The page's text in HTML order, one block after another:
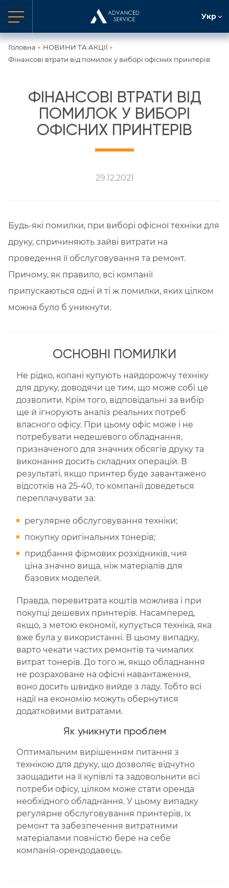
Укр
Головна
НОВИНИ ТА АКЦІЇ
Фінансові втрати від помилок у виборі офісних принтерів
ФІНАНСОВІ ВТРАТИ ВІД
ПОМИЛОК У ВИБОРІ
ОФІСНИХ ПРИНТЕРІВ
29.12.2021
Будь-які помилки, при виборі офісної техніки для
друку, спричиняють зайві витрати на
проведення її обслуговування та ремонт.
Причому, як правило, всі компанії
припускаються одні й ті ж помилки, яких цілком
можна було б уникнути.
ОСНОВНІ ПОМИЛКИ
Не рідко, копані купують найдорожчу техніку
для друку, доводячи це тим, що може собі це
дозволити. Крім того, відповідальні за вибір
ще й ігнорують аналіз реальних потреб
власного офісу. При цьому офіс може і не
потребувати недешевого обладнання,
призначеного для значних обсягів друку та
виконання досить складних операцій. В
результаті, якщо принтер буде завантажено
відсотків на 25-40, то компанії доведеться
переплачувати за:
регулярне обслуговування техніки;
покупку оригінальних тонерів;
придбання фірмових розхідників, чия
ціна значно вища, ніж матеріалів для
базових моделей.
Правда, перевитрата коштів можлива і при
покупці дешевих принтерів. Насамперед,
якщо, з метою економії, купується техніка, яка
вже була у використанні. В цьому випадку,
варто чекати частих ремонтів та чималих
витрат тонерів. До того ж, якщо обладнання
не розраховане на офісні навантаження,
воно досить швидко вийде з ладу. Тобто всі
надії на економію можуть обернутися
додатковими витратами.
Як уникнути проблем
Оптимальним вирішенням питання з
технікою для друку, що дозволяє відчутно
заощадити на її купівлі та задовольнити всі
потреби офісу, цілком може стати оренда
необхідного обладнання. У цьому випадку
регулярне обслуговування принтерів, їх
ремонт та забезпечення витратними
матеріалами повністю бере на себе
компанія-орендодавець.